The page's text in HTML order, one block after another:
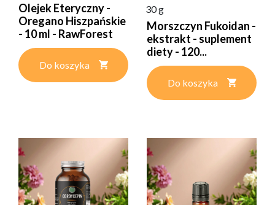
Olejek Eteryczny -
Oregano Hiszpańskie
- 10 ml - RawForest
Do koszyka
30 g
Morszczyn Fukoidan -
ekstrakt - suplement
diety - 120...
Do koszyka